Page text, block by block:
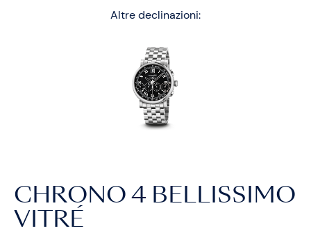
Altre declinazioni:
CHRONO 4 BELLISSIMO
VITRÉ